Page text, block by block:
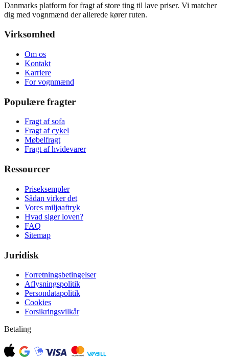
Danmarks platform for fragt af store ting til lave priser. Vi matcher
dig med vognmænd der allerede kører ruten.
Virksomhed
Om os
Kontakt
Karriere
For vognmænd
Populære fragter
Fragt af sofa
Fragt af cykel
Møbelfragt
Fragt af hvidevarer
Ressourcer
Priseksempler
Sådan virker det
Vores miljøaftryk
Hvad siger loven?
FAQ
Sitemap
Juridisk
Forretningsbetingelser
Aflysningspolitik
Persondatapolitik
Cookies
Forsikringsvilkår
Betaling